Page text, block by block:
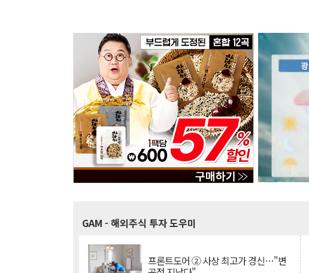
GAM - 해외주식 투자 도우미
프론트도어 ② 사상 최고가 경신…"변